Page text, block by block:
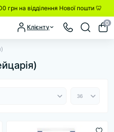
грн на відділення Нової пошти 🦷
Клієнту
0